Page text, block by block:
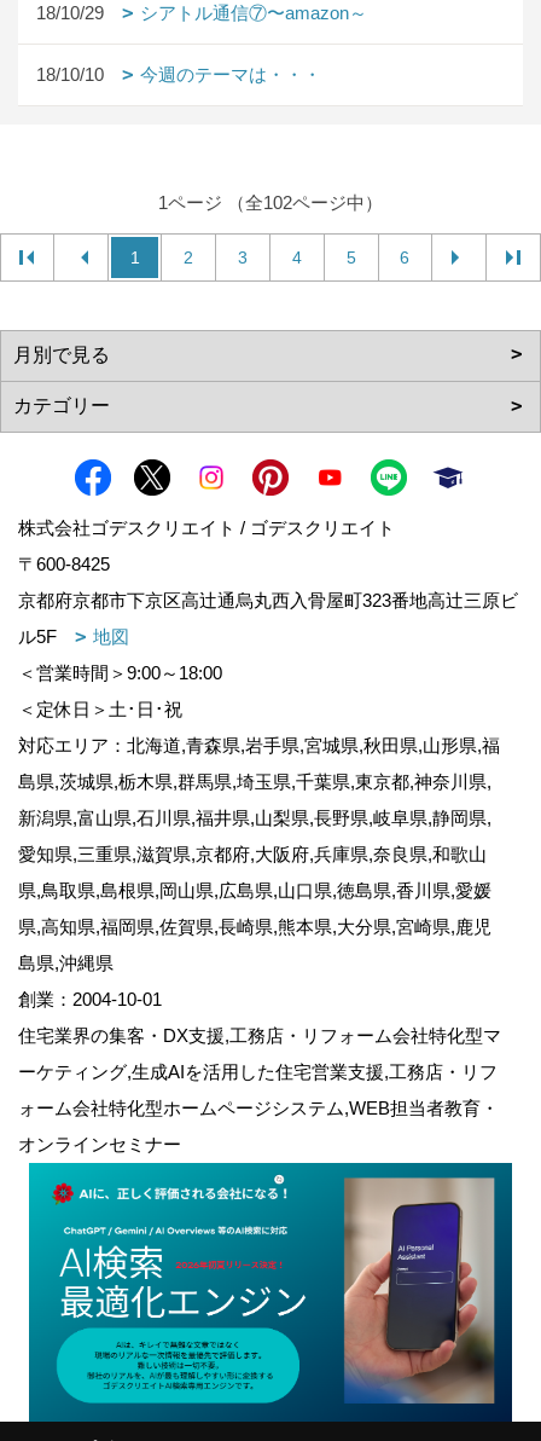
18/10/29 シアトル通信⑦〜amazon～
18/10/10 今週のテーマは・・・
1ページ （全102ページ中）
1 2 3 4 5 6
株式会社ゴデスクリエイト / ゴデスクリエイト
〒600-8425
京都府京都市下京区高辻通烏丸西入骨屋町323番地高辻三原ビ
ル5F
地図
＜営業時間＞9:00～18:00
＜定休日＞土･日･祝
対応エリア：北海道,青森県,岩手県,宮城県,秋田県,山形県,福
島県,茨城県,栃木県,群馬県,埼玉県,千葉県,東京都,神奈川県,
新潟県,富山県,石川県,福井県,山梨県,長野県,岐阜県,静岡県,
愛知県,三重県,滋賀県,京都府,大阪府,兵庫県,奈良県,和歌山
県,鳥取県,島根県,岡山県,広島県,山口県,徳島県,香川県,愛媛
県,高知県,福岡県,佐賀県,長崎県,熊本県,大分県,宮崎県,鹿児
島県,沖縄県
創業：2004-10-01
住宅業界の集客・DX支援,工務店・リフォーム会社特化型マ
ーケティング,生成AIを活用した住宅営業支援,工務店・リフ
ォーム会社特化型ホームページシステム,WEB担当者教育・
オンラインセミナー